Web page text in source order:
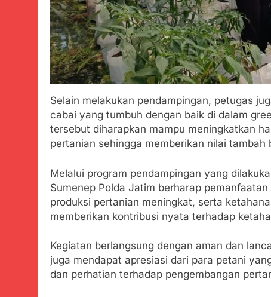
Selain melakukan pendampingan, petugas
cabai yang tumbuh dengan baik di dalam
tersebut diharapkan mampu meningkatkan
pertanian sehingga memberikan nilai tambah
Melalui program pendampingan yang
Sumenep Polda Jatim berharap
produksi pertanian meningkat, serta
memberikan kontribusi nyata terhadap
Kegiatan berlangsung dengan aman dan
juga mendapat apresiasi dari para petani
dan perhatian terhadap pengembangan